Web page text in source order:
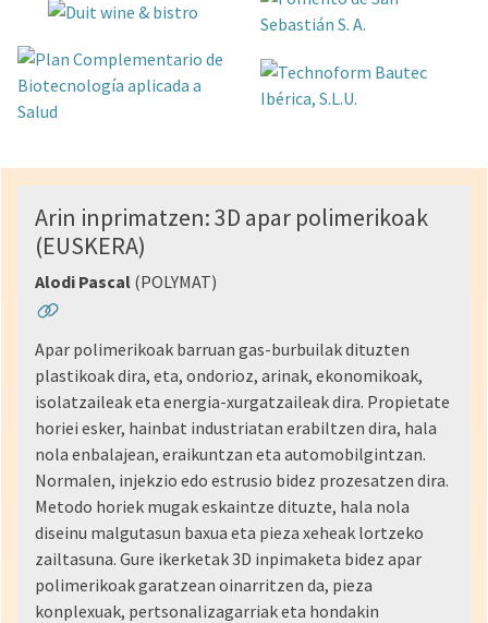
Arin inprimatzen: 3D apar polimerikoak
(EUSKERA)
Alodi Pascal (POLYMAT)
Apar polimerikoak barruan gas-burbuilak dituzten
plastikoak dira, eta, ondorioz, arinak, ekonomikoak,
isolatzaileak eta energia-xurgatzaileak dira. Propietate
horiei esker, hainbat industriatan erabiltzen dira, hala
nola enbalajean, eraikuntzan eta automobilgintzan.
Normalen, injekzio edo estrusio bidez prozesatzen dira.
Metodo horiek mugak eskaintze dituzte, hala nola
diseinu malgutasun baxua eta pieza xeheak lortzeko
zailtasuna. Gure ikerketak 3D inpimaketa bidez apar
polimerikoak garatzean oinarritzen da, pieza
konplexuak, pertsonalizagarriak eta hondakin